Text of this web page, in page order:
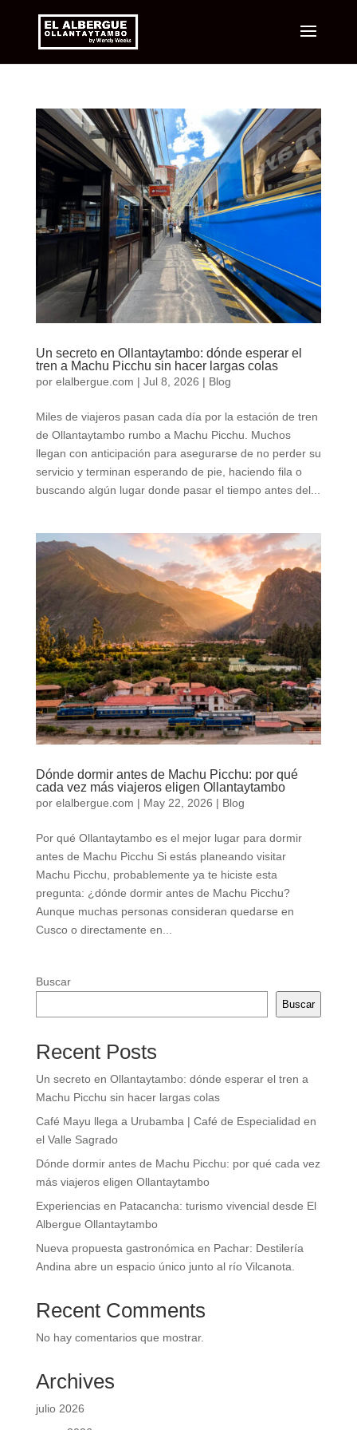
Un secreto en Ollantaytambo: dónde esperar el
tren a Machu Picchu sin hacer largas colas
por elalbergue.com | Jul 8, 2026 | Blog
Miles de viajeros pasan cada día por la estación de tren
de Ollantaytambo rumbo a Machu Picchu. Muchos
llegan con anticipación para asegurarse de no perder su
servicio y terminan esperando de pie, haciendo fila o
buscando algún lugar donde pasar el tiempo antes del...
Dónde dormir antes de Machu Picchu: por qué
cada vez más viajeros eligen Ollantaytambo
por elalbergue.com | May 22, 2026 | Blog
Por qué Ollantaytambo es el mejor lugar para dormir
antes de Machu Picchu Si estás planeando visitar
Machu Picchu, probablemente ya te hiciste esta
pregunta: ¿dónde dormir antes de Machu Picchu?
Aunque muchas personas consideran quedarse en
Cusco o directamente en...
Buscar
Buscar
Recent Posts
Un secreto en Ollantaytambo: dónde esperar el tren a
Machu Picchu sin hacer largas colas
Café Mayu llega a Urubamba | Café de Especialidad en
el Valle Sagrado
Dónde dormir antes de Machu Picchu: por qué cada vez
más viajeros eligen Ollantaytambo
Experiencias en Patacancha: turismo vivencial desde El
Albergue Ollantaytambo
Nueva propuesta gastronómica en Pachar: Destilería
Andina abre un espacio único junto al río Vilcanota.
Recent Comments
No hay comentarios que mostrar.
Archives
julio 2026